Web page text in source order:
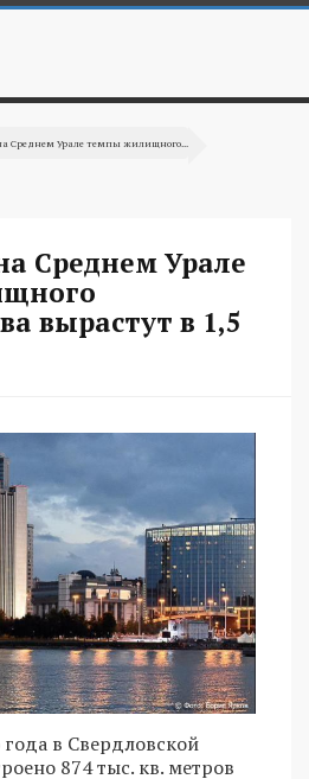
Среднем Урале темпы жилищного...
Среднем Урале
вырастут в 1,5
в Свердловской
874 тыс. кв. метров